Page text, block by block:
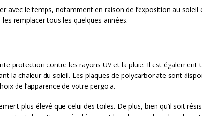
le temps, notamment en raison de l’exposition au soleil
remplacer tous les quelques années.
protection contre les rayons UV et la pluie. Il est également
la chaleur du soleil. Les plaques de polycarbonate sont
de l’apparence de votre pergola.
plus élevé que celui des toiles. De plus, bien qu’il soit